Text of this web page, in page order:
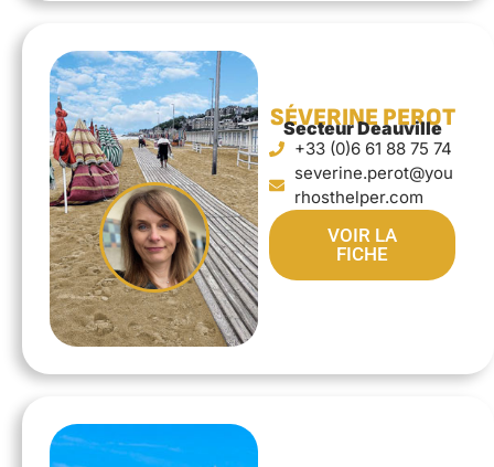
SÉVERINE PEROT
Secteur Deauville
+33 (0)6 61 88 75 74
severine.perot@you
rhosthelper.com
VOIR LA
FICHE